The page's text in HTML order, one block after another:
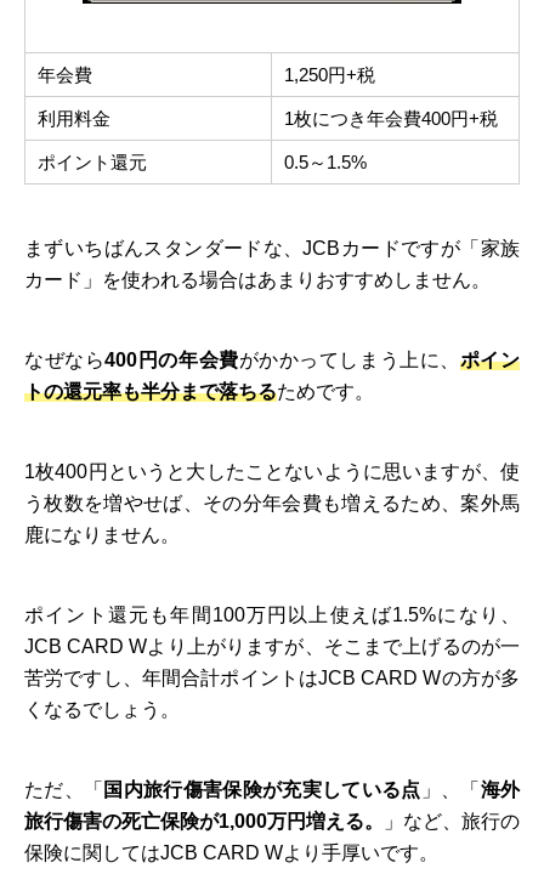
年会費 1,250円+税
利用料金 1枚につき年会費400円+税
ポイント還元 0.5～1.5%
まずいちばんスタンダードな、JCBカードですが「家族
カード」を使われる場合はあまりおすすめしません。
なぜなら400円の年会費がかかってしまう上に、 ポイン
トの還元率も半分まで落ちるためです。
1枚400円というと大したことないように思いますが、使
う枚数を増やせば、その分年会費も増えるため、案外馬
鹿になりません。
ポイント還元も年間100万円以上使えば1.5%になり、
JCB CARD Wより上がりますが、そこまで上げるのが一
苦労ですし、年間合計ポイントはJCB CARD Wの方が多
くなるでしょう。
ただ、「 国内旅行傷害保険が充実している点 」、「 海外
旅行傷害の死亡保険が1,000万円増える。
」など、旅行の
保険に関してはJCB CARD Wより手厚いです。